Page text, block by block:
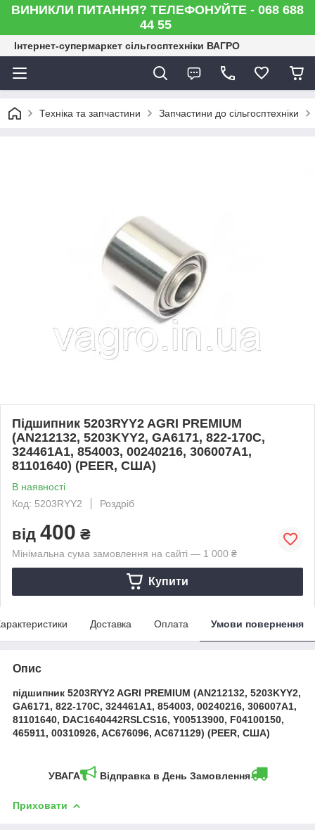
ВИНИКЛИ ПИТАННЯ? ТЕЛЕФОНУЙТЕ - 068 688
44 55
Інтернет-супермаркет сільгосптехніки ВАГРО
Техніка та запчастини Запчастини до сільгосптехніки
Підшипник 5203RYY2 AGRI PREMIUM
(AN212132, 5203KYY2, GA6171, 822-170C,
324461A1, 854003, 00240216, 306007A1,
81101640) (PEER, США)
В наявності
Код: 5203RYY2
Роздріб
від 400 ₴
Мінімальна сума замовлення на сайті — 1 000 ₴
Купити
Доставка Оплата Умови повернення
Опис
підшипник 5203RYY2 AGRI PREMIUM (AN212132, 5203KYY2,
GA6171, 822-170C, 324461A1, 854003, 00240216, 306007A1,
81101640, DAC1640442RSLCS16, Y00513900, F04100150,
465911, 00310926, AC676096, AC671129) (PEER, США)
УВАГА Відправка в День Замовлення
Приховати